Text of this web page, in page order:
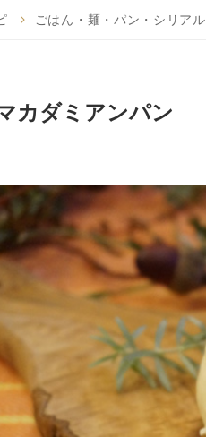
ごはん・麺・パン・シリアル
カダミアンパン